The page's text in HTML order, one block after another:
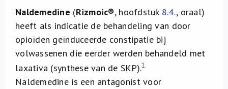
Naldemedine (Rizmoic®, hoofdstuk 8.4., oraal)
heeft als indicatie de behandeling van door
opioïden geïnduceerde constipatie bij
volwassenen die eerder werden behandeld met
laxativa (synthese van de SKP).1
Naldemedine is een antagonist voor